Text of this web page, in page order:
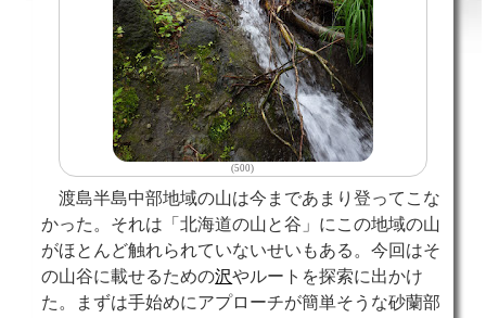
(500)
渡島半島中部地域の山は今まであまり登ってこな
かった。それは「北海道の山と谷」にこの地域の山
がほとんど触れられていないせいもある。今回はそ
の山谷に載せるための沢やルートを探索に出かけ
た。まずは手始めにアプローチが簡単そうな砂蘭部